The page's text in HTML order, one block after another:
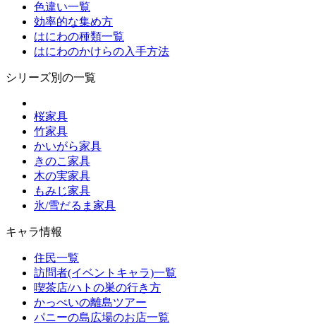
色違い一覧
効率的な集め方
はにわの種類一覧
はにわのかけらの入手方法
シリーズ別の一覧
桜家具
竹家具
かいがら家具
きのこ家具
木の実家具
もみじ家具
氷/雪だるま家具
キャラ情報
住民一覧
訪問者(イベントキャラ)一覧
喫茶店/ハトの巣の行き方
かっぺいの離島ツアー
パニーの島広場のお店一覧